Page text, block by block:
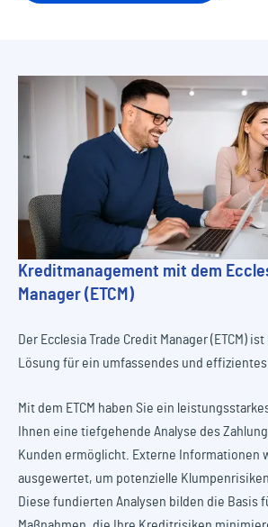
Kreditmanagement mit dem
Manager (ETCM)
Der Ecclesia Trade Credit Manager (ETCM)
Lösung für ein umfassendes und
Mit dem ETCM haben Sie ein
Ihnen eine tiefgehende Analyse des
Kunden ermöglicht. Externe Informationen
ausgewertet, um potenzielle
Diese fundierten Analysen bilden die Basis